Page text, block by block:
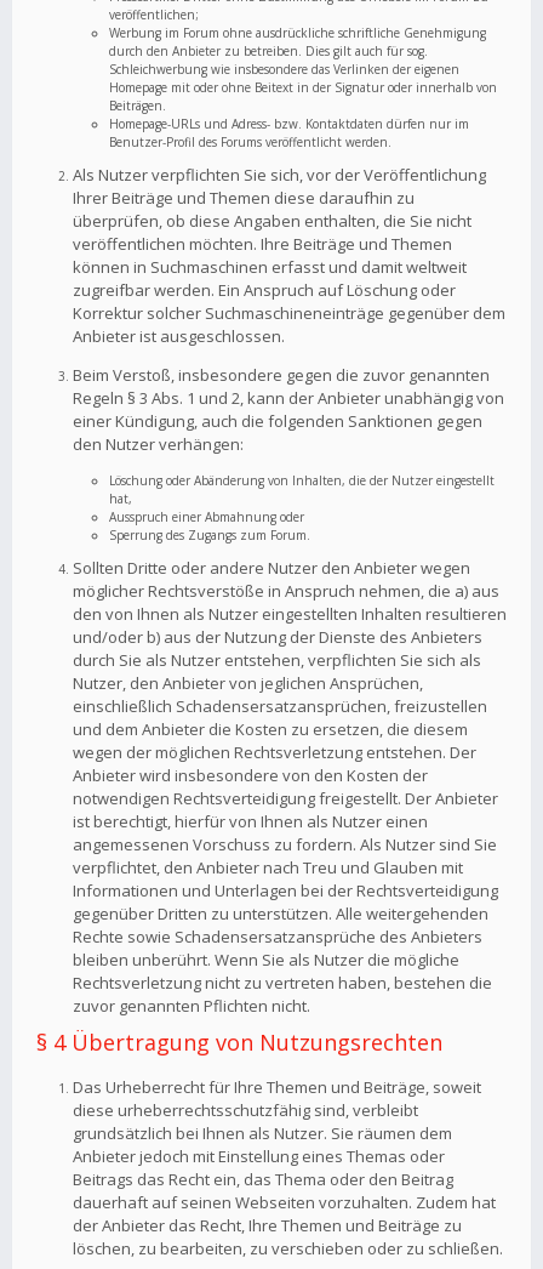
veröffentlichen;
Werbung im Forum ohne ausdrückliche schriftliche Genehmigung
durch den Anbieter zu betreiben. Dies gilt auch für sog.
Schleichwerbung wie insbesondere das Verlinken der eigenen
Homepage mit oder ohne Beitext in der Signatur oder innerhalb von
Beiträgen.
Homepage-URLs und Adress- bzw. Kontaktdaten dürfen nur im
Benutzer-Profil des Forums veröffentlicht werden.
Als Nutzer verpflichten Sie sich, vor der Veröffentlichung
Ihrer Beiträge und Themen diese daraufhin zu
überprüfen, ob diese Angaben enthalten, die Sie nicht
veröffentlichen möchten. Ihre Beiträge und Themen
können in Suchmaschinen erfasst und damit weltweit
zugreifbar werden. Ein Anspruch auf Löschung oder
Korrektur solcher Suchmaschineneinträge gegenüber dem
Anbieter ist ausgeschlossen.
Beim Verstoß, insbesondere gegen die zuvor genannten
Regeln § 3 Abs. 1 und 2, kann der Anbieter unabhängig von
einer Kündigung, auch die folgenden Sanktionen gegen
den Nutzer verhängen:
Löschung oder Abänderung von Inhalten, die der Nutzer eingestellt
hat,
Ausspruch einer Abmahnung oder
Sperrung des Zugangs zum Forum.
Sollten Dritte oder andere Nutzer den Anbieter wegen
möglicher Rechtsverstöße in Anspruch nehmen, die a) aus
den von Ihnen als Nutzer eingestellten Inhalten resultieren
und/oder b) aus der Nutzung der Dienste des Anbieters
durch Sie als Nutzer entstehen, verpflichten Sie sich als
Nutzer, den Anbieter von jeglichen Ansprüchen,
einschließlich Schadensersatzansprüchen, freizustellen
und dem Anbieter die Kosten zu ersetzen, die diesem
wegen der möglichen Rechtsverletzung entstehen. Der
Anbieter wird insbesondere von den Kosten der
notwendigen Rechtsverteidigung freigestellt. Der Anbieter
ist berechtigt, hierfür von Ihnen als Nutzer einen
angemessenen Vorschuss zu fordern. Als Nutzer sind Sie
verpflichtet, den Anbieter nach Treu und Glauben mit
Informationen und Unterlagen bei der Rechtsverteidigung
gegenüber Dritten zu unterstützen. Alle weitergehenden
Rechte sowie Schadensersatzansprüche des Anbieters
bleiben unberührt. Wenn Sie als Nutzer die mögliche
Rechtsverletzung nicht zu vertreten haben, bestehen die
zuvor genannten Pflichten nicht.
§ 4 Übertragung von Nutzungsrechten
Das Urheberrecht für Ihre Themen und Beiträge, soweit
diese urheberrechtsschutzfähig sind, verbleibt
grundsätzlich bei Ihnen als Nutzer. Sie räumen dem
Anbieter jedoch mit Einstellung eines Themas oder
Beitrags das Recht ein, das Thema oder den Beitrag
dauerhaft auf seinen Webseiten vorzuhalten. Zudem hat
der Anbieter das Recht, Ihre Themen und Beiträge zu
löschen, zu bearbeiten, zu verschieben oder zu schließen.